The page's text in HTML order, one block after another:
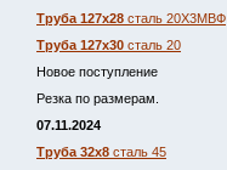
Труба 127х28 сталь 20Х3МВФ
Труба 127х30 сталь 20
Новое поступление
Резка по размерам.
07.11.2024
Труба 32х8 сталь 45